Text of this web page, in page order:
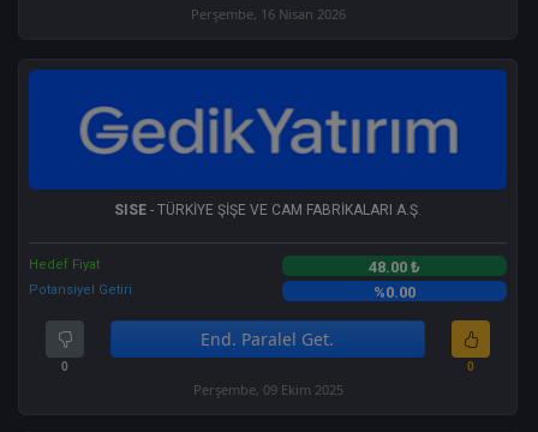
Perşembe, 16 Nisan 2026
SISE - TÜRKİYE ŞİŞE VE CAM FABRİKALARI A.Ş.
Hedef Fiyat 48.00 ₺
Potansiyel Getiri %0.00
0
End. Paralel Get.
0
Perşembe, 09 Ekim 2025